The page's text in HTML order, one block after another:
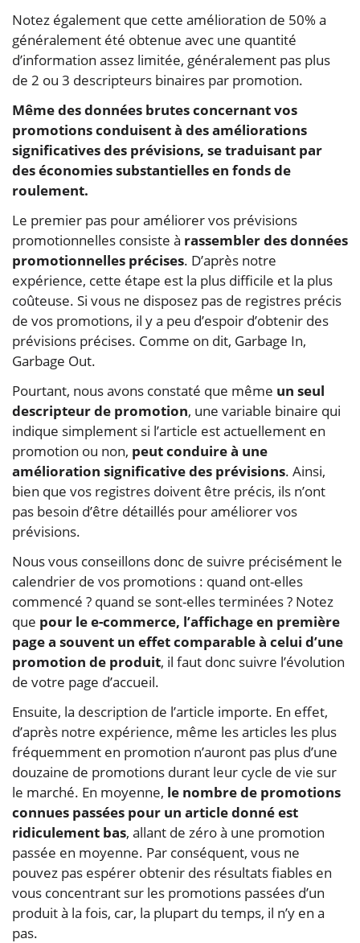
Notez également que cette amélioration de 50% a
généralement été obtenue avec une quantité
d’information assez limitée, généralement pas plus
de 2 ou 3 descripteurs binaires par promotion.
Même des données brutes concernant vos
promotions conduisent à des améliorations
significatives des prévisions, se traduisant par
des économies substantielles en fonds de
roulement.
Le premier pas pour améliorer vos prévisions
promotionnelles consiste à rassembler des données
promotionnelles précises. D’après notre
expérience, cette étape est la plus difficile et la plus
coûteuse. Si vous ne disposez pas de registres précis
de vos promotions, il y a peu d’espoir d’obtenir des
prévisions précises. Comme on dit, Garbage In,
Garbage Out.
Pourtant, nous avons constaté que même un seul
descripteur de promotion, une variable binaire qui
indique simplement si l’article est actuellement en
promotion ou non, peut conduire à une
amélioration significative des prévisions. Ainsi,
bien que vos registres doivent être précis, ils n’ont
pas besoin d’être détaillés pour améliorer vos
prévisions.
Nous vous conseillons donc de suivre précisément le
calendrier de vos promotions : quand ont-elles
commencé ? quand se sont-elles terminées ? Notez
que pour le e-commerce, l’affichage en première
page a souvent un effet comparable à celui d’une
promotion de produit, il faut donc suivre l’évolution
de votre page d’accueil.
Ensuite, la description de l’article importe. En effet,
d’après notre expérience, même les articles les plus
fréquemment en promotion n’auront pas plus d’une
douzaine de promotions durant leur cycle de vie sur
le marché. En moyenne, le nombre de promotions
connues passées pour un article donné est
ridiculement bas, allant de zéro à une promotion
passée en moyenne. Par conséquent, vous ne
pouvez pas espérer obtenir des résultats fiables en
vous concentrant sur les promotions passées d’un
produit à la fois, car, la plupart du temps, il n’y en a
pas.